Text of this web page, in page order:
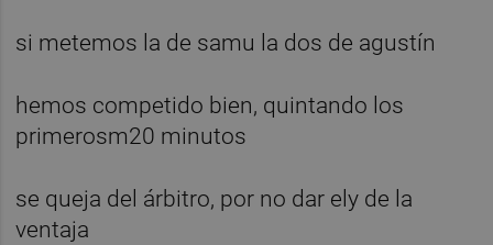
si metemos la de samu la dos de agustín
hemos competido bien, quintando los
primerosm20 minutos
se queja del árbitro, por no dar ely de la
ventaja